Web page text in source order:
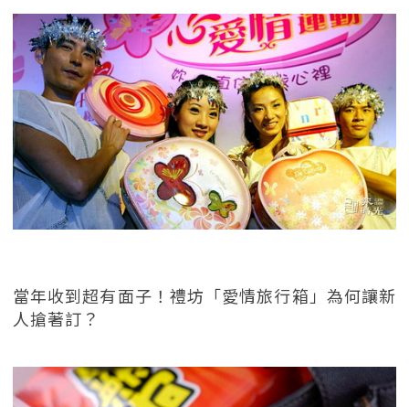
當年收到超有面子！禮坊「愛情旅行箱」為何讓新
人搶著訂？